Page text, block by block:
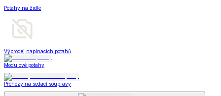
Potahy na židle
Výprodej napínacích potahů
Modulové potahy
Přehozy na sedací soupravy